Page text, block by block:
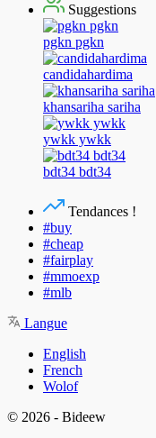
Suggestions
pgkn pgkn
candidahardima
khansariha sariha
ywkk ywkk
bdt34 bdt34
Tendances !
#buy
#cheap
#fairplay
#mmoexp
#mlb
Langue
English
French
Wolof
© 2026 - Bideew